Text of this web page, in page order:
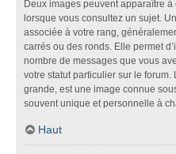
Deux images peuvent apparaître à
lorsque vous consultez un sujet.
associée à votre rang,
carrés ou des ronds. Elle permet
nombre de messages que vous
votre statut particulier sur le forum.
grande, est une image connue
souvent unique et personnelle à
Haut